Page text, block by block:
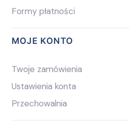
Formy płatności
MOJE KONTO
Twoje zamówienia
Ustawienia konta
Przechowalnia